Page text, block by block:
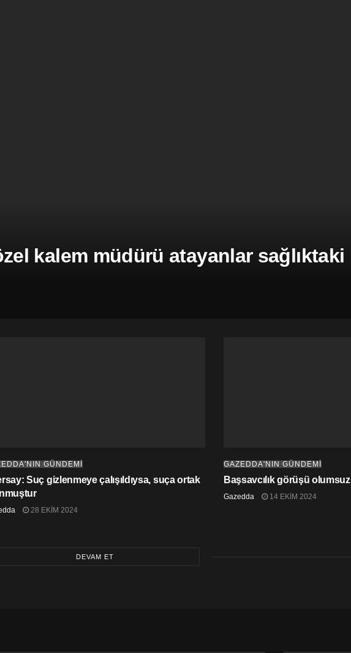
kalem müdürü atayanlar sağlıktaki
GÜNDEMİ
Suç gizlenmeye çalışıldıysa, suça ortak
28 EKIM 2024
GAZEDDA'NIN GÜNDEMİ
Başsavcılık görüşü olumsuz
Gazedda 14 EKIM 2024
DEVAM ET